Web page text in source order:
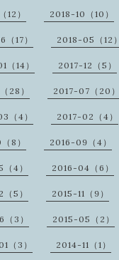
12） 2018-10（10）
17） 2018-05（12）
（14） 2017-12（5）
28） 2017-07（20）
（4） 2017-02（4）
8） 2016-09（4）
4） 2016-04（6）
5） 2015-11（9）
3） 2015-05（2）
（3） 2014-11（1）